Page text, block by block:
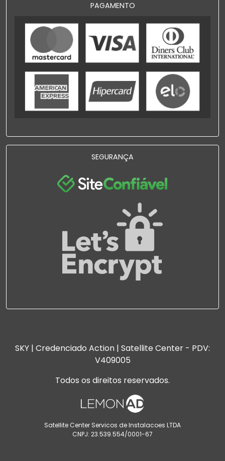
PAGAMENTO
SEGURANÇA
SKY | Credenciado Action | Satellite Center - PDV:
V409005
Todos os direitos reservados.
Satellite Center Servicos de Instalacoes LTDA
CNPJ: 23.539.554/0001-67